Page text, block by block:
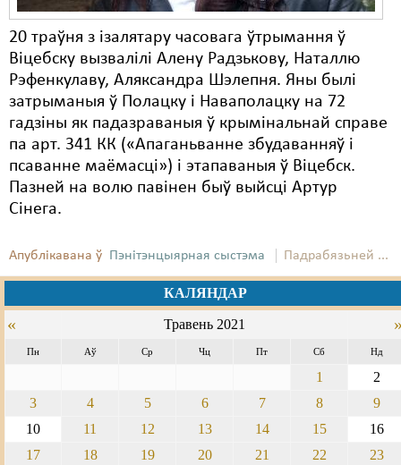
20 траўня з ізалятару часовага ўтрымання ў
Віцебску вызвалілі Алену Радзькову, Наталлю
Рэфенкулаву, Аляксандра Шэлепня. Яны былі
затрыманыя ў Полацку і Наваполацку на 72
гадзіны як падазраваныя ў крымінальнай справе
па арт. 341 КК («Апаганьванне збудаванняў і
псаванне маёмасці») і этапаваныя ў Віцебск.
Пазней на волю павінен быў выйсці Артур
Сінега.
Апублікавана ў Пэнітэнцыярная сыстэма Падрабязьней ...
КАЛЯНДАР
« Травень 2021
Пн Аў Ср Чц Пт Сб Нд
1
2
3
4 5 6 7 8
9
10
11 12 13 14 15
16
17
18 19 20 21 22
23
Мігранты
Мірныя сходы
Палітвязьні
Праваабаронцы
Правы дзіцяці
Пэнітэнцыярная сыстэма
Свабода слова
Сьмяротнае пакараньне